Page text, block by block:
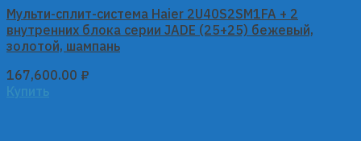
Мульти-сплит-система Haier 2U40S2SM1FA + 2
внутренних блока серии JADE (25+25) бежевый,
золотой, шампань
167,600.00 ₽
Купить